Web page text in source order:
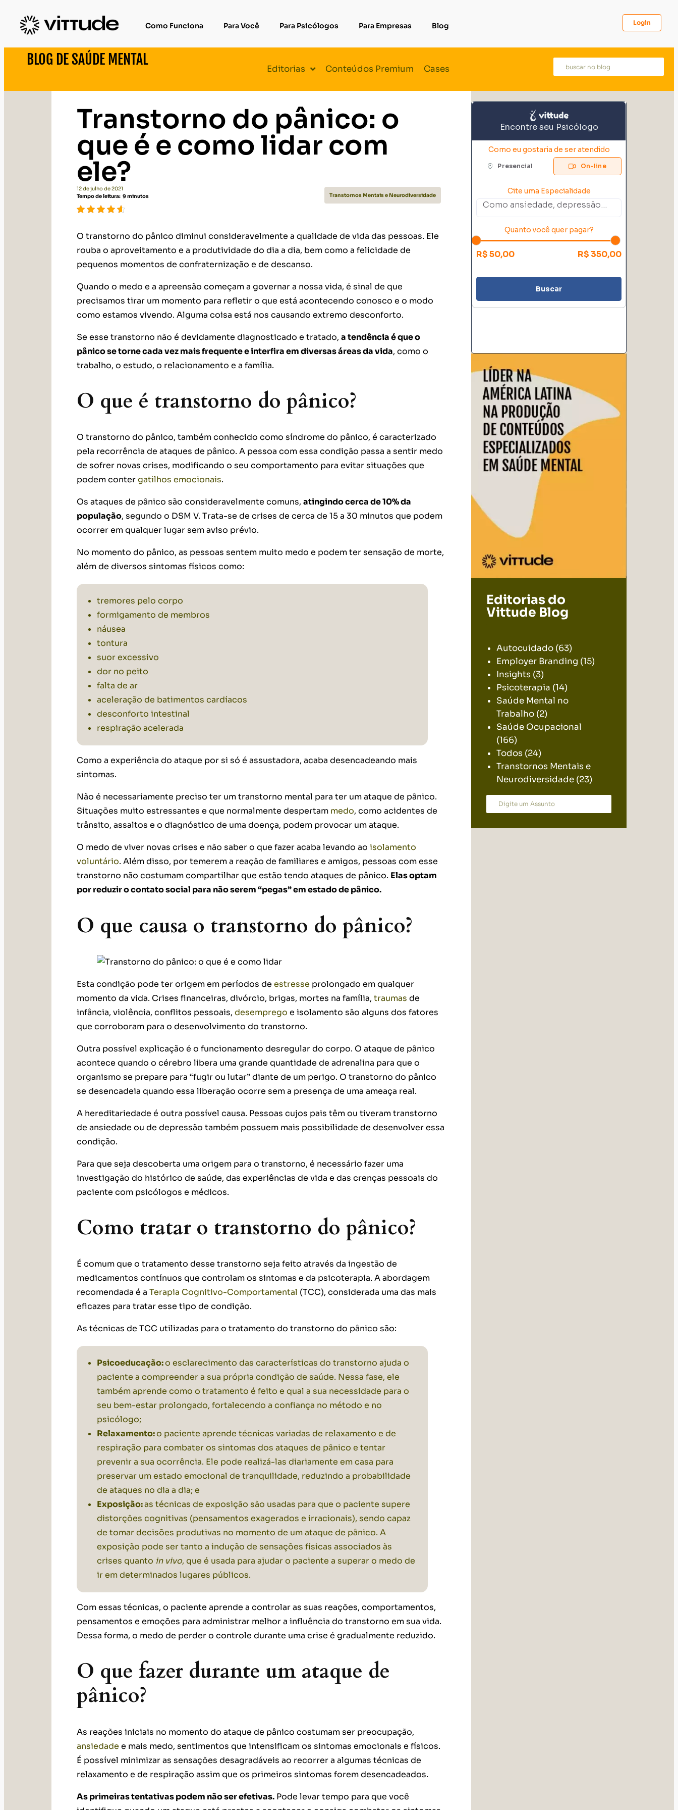
Como Funciona Para Você Para Psicólogos Para Empresas Blog Login
BLOG DE SAÚDE MENTAL
Editorias Conteúdos Premium Cases
Transtorno do pânico: o
que é e como lidar com
ele?
12 de julho de 2021
Tempo de leitura: 9minutos Transtornos Mentais e Neurodiversidade
O transtorno do pânico diminui consideravelmente a qualidade de vida das pessoas. Ele
rouba o aproveitamento e a produtividade do dia a dia, bem como a felicidade de
pequenos momentos de confraternização e de descanso.
Quando o medo e a apreensão começam a governar a nossa vida, é sinal de que
precisamos tirar um momento para refletir o que está acontecendo conosco e o modo
como estamos vivendo. Alguma coisa está nos causando extremo desconforto.
Se esse transtorno não é devidamente diagnosticado e tratado, a tendência é que o
pânico se torne cada vez mais frequente e interfira em diversas áreas da vida, como o
trabalho, o estudo, o relacionamento e a família.
O que é transtorno do pânico?
O transtorno do pânico, também conhecido como síndrome do pânico, é caracterizado
pela recorrência de ataques de pânico. A pessoa com essa condição passa a sentir medo
de sofrer novas crises, modificando o seu comportamento para evitar situações que
podem contergatilhos emocionais.
Os ataques de pânico são consideravelmente comuns, atingindo cerca de 10% da
população, segundo o DSM V. Trata-se de crises de cerca de 15 a 30 minutos que podem
ocorrer em qualquer lugar sem aviso prévio.
No momento do pânico, as pessoas sentem muito medo e podem ter sensação de morte,
além de diversos sintomas físicos como:
tremores pelo corpo
formigamento de membros
náusea
tontura
suor excessivo
dor no peito
falta de ar
aceleração de batimentos cardíacos
desconforto intestinal
respiração acelerada
Como a experiência do ataque por si só é assustadora, acaba desencadeando mais
sintomas.
Não é necessariamente preciso ter um transtorno mental para ter um ataque de pânico.
Situações muito estressantes e que normalmente despertam medo, como acidentes de
trânsito, assaltos e o diagnóstico de uma doença, podem provocar um ataque.
O medo de viver novas crises e não saber o que fazer acaba levando ao isolamento
voluntário. Além disso, por temerem a reação de familiares e amigos, pessoas com esse
transtorno não costumam compartilhar que estão tendo ataques de pânico. Elas optam
por reduzir o contato social para não serem “pegas” em estado de pânico.
O que causa o transtorno do pânico?
Esta condição pode ter origem em períodos de estresse prolongado em qualquer
momento da vida. Crises financeiras, divórcio, brigas, mortes na família, traumas de
infância, violência, conflitos pessoais, desemprego e isolamento são alguns dos fatores
que corroboram para o desenvolvimento do transtorno.
Outra possível explicação é o funcionamento desregular do corpo. O ataque de pânico
acontece quando o cérebro libera uma grande quantidade de adrenalina para que o
organismo se prepare para “fugir ou lutar” diante de um perigo. O transtorno do pânico
se desencadeia quando essa liberação ocorre sem a presença de uma ameaça real.
A hereditariedade é outra possível causa. Pessoas cujos pais têm ou tiveram transtorno
de ansiedade ou de depressão também possuem mais possibilidade de desenvolver essa
condição.
Para que seja descoberta uma origem para o transtorno, é necessário fazer uma
investigação do histórico de saúde, das experiências de vida e das crenças pessoais do
paciente com psicólogos e médicos.
Como tratar o transtorno do pânico?
É comum que o tratamento desse transtorno seja feito através da ingestão de
medicamentos contínuos que controlam os sintomas e da psicoterapia. A abordagem
recomendada é a Terapia Cognitivo-Comportamental (TCC), considerada uma das mais
eficazes para tratar esse tipo de condição.
As técnicas de TCC utilizadas para o tratamento do transtorno do pânico são:
Psicoeducação:o esclarecimento das características do transtorno ajuda o
paciente a compreender a sua própria condição de saúde. Nessa fase, ele
também aprende como o tratamento é feito e qual a sua necessidade para o
seu bem-estar prolongado, fortalecendo a confiança no método e no
psicólogo;
Relaxamento:o paciente aprende técnicas variadas de relaxamento e de
respiração para combater os sintomas dos ataques de pânico e tentar
prevenir a sua ocorrência. Ele pode realizá-las diariamente em casa para
preservar um estado emocional de tranquilidade, reduzindo a probabilidade
de ataques no dia a dia; e
Exposição:as técnicas de exposição são usadas para que o paciente supere
distorções cognitivas (pensamentos exagerados e irracionais), sendo capaz
de tomar decisões produtivas no momento de um ataque de pânico. A
exposição pode ser tanto a indução de sensações físicas associados às
crises quanto in vivo, que é usada para ajudar o paciente a superar o medo de
ir em determinados lugares públicos.
Com essas técnicas, o paciente aprende a controlar as suas reações, comportamentos,
pensamentos e emoções para administrar melhor a influência do transtorno em sua vida.
Dessa forma, o medo de perder o controle durante uma crise é gradualmente reduzido.
O que fazer durante um ataque de
pânico?
As reações iniciais no momento do ataque de pânico costumam ser preocupação,
ansiedade e mais medo, sentimentos que intensificam os sintomas emocionais e físicos.
É possível minimizar as sensações desagradáveis ao recorrer a algumas técnicas de
relaxamento e de respiração assim que os primeiros sintomas forem desencadeados.
As primeiras tentativas podem não ser efetivas. Pode levar tempo para que você
Editorias do
Vittude Blog
Autocuidado (63)
Employer Branding (15)
Insights (3)
Psicoterapia (14)
Saúde Mental no
Trabalho (2)
Saúde Ocupacional
(166)
Todos (24)
Transtornos Mentais e
Neurodiversidade (23)